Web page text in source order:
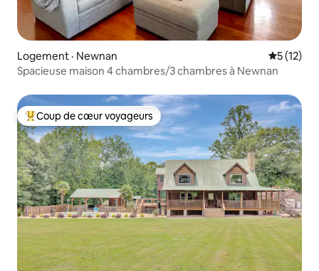
Logement · Newnan Note
5 (12)
Spacieuse maison 4 chambres/3 chambres à Newnan
Coup de cœur voyageurs parmi les plus aimés
Coup de cœur voyageurs